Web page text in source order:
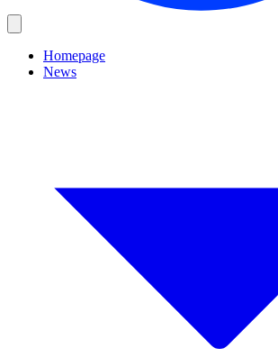
Homepage
News